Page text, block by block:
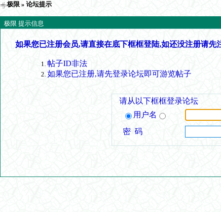
极限 » 论坛提示
极限 提示信息
如果您已注册会员,请直接在底下框框登陆,如还没注册请先
帖子ID非法
如果您已注册,请先登录论坛即可游览帖子
请从以下框框登录论坛
用户名
密 码